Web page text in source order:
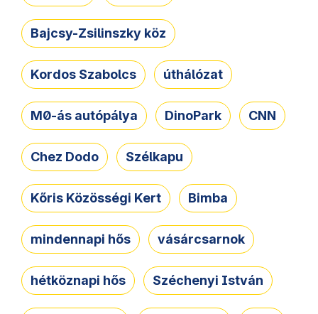
Bajcsy-Zsilinszky köz
Kordos Szabolcs úthálózat
M0-ás autópálya DinoPark CNN
Chez Dodo Szélkapu
Kőris Közösségi Kert Bimba
mindennapi hős vásárcsarnok
hétköznapi hős Széchenyi István